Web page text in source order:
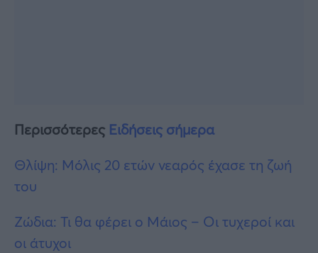
Περισσότερες Ειδήσεις σήμερα
Θλίψη: Μόλις 20 ετών νεαρός έχασε τη ζωή
του
Ζώδια: Τι θα φέρει ο Μάιος – Οι τυχεροί και
οι άτυχοι